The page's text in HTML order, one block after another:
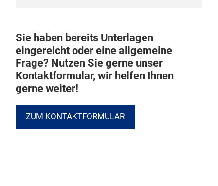
Sie haben bereits Unterlagen
eingereicht oder eine allgemeine
Frage? Nutzen Sie gerne unser
Kontaktformular, wir helfen Ihnen
gerne weiter!
ZUM KONTAKTFORMULAR